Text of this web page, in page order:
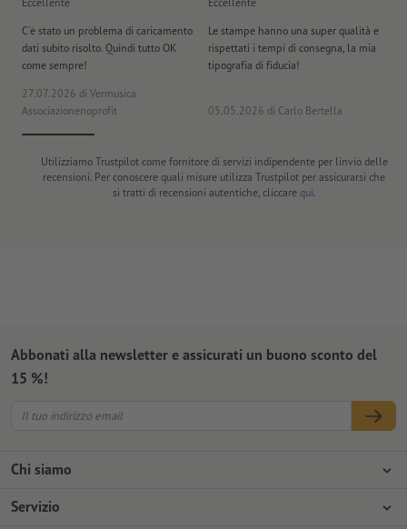
C'è stato un problema di caricamento
dati subito risolto. Quindi tutto OK
come sempre!
27.07.2026 di Vermusica
Associazionenoprofit
Le stampe hanno una super qualità e
rispettati i tempi di consegna, la mia
tipografia di fiducia!
05.05.2026 di Carlo Bertella
Utilizziamo Trustpilot come fornitore di servizi indipendente per linvio delle
recensioni. Per conoscere quali misure utilizza Trustpilot per assicurarsi che
si tratti di recensioni autentiche, cliccare qui
Chi siamo
Azienda
Servizio
Abbonati alla newsletter e assicurati un buono sconto del
15 %!